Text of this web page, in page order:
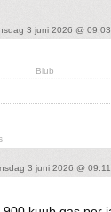
3 juni 2026 @
Blub
3 juni 2026 @ 09:11